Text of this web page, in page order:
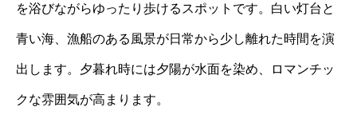
を浴びながらゆったり歩けるスポットです。白い灯台と
青い海、漁船のある風景が日常から少し離れた時間を演
出します。夕暮れ時には夕陽が水面を染め、ロマンチッ
クな雰囲気が高まります。